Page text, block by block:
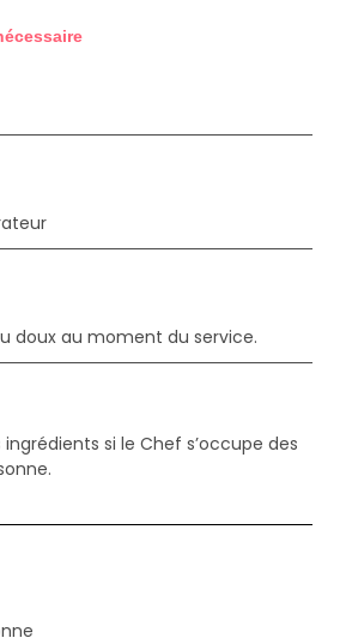
doux au moment du service.
si le Chef s’occupe des